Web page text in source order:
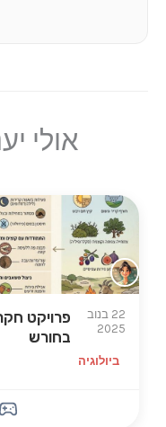
אולי
22 בנוב
2025
ביולוגיה
פרויקט
בחורש